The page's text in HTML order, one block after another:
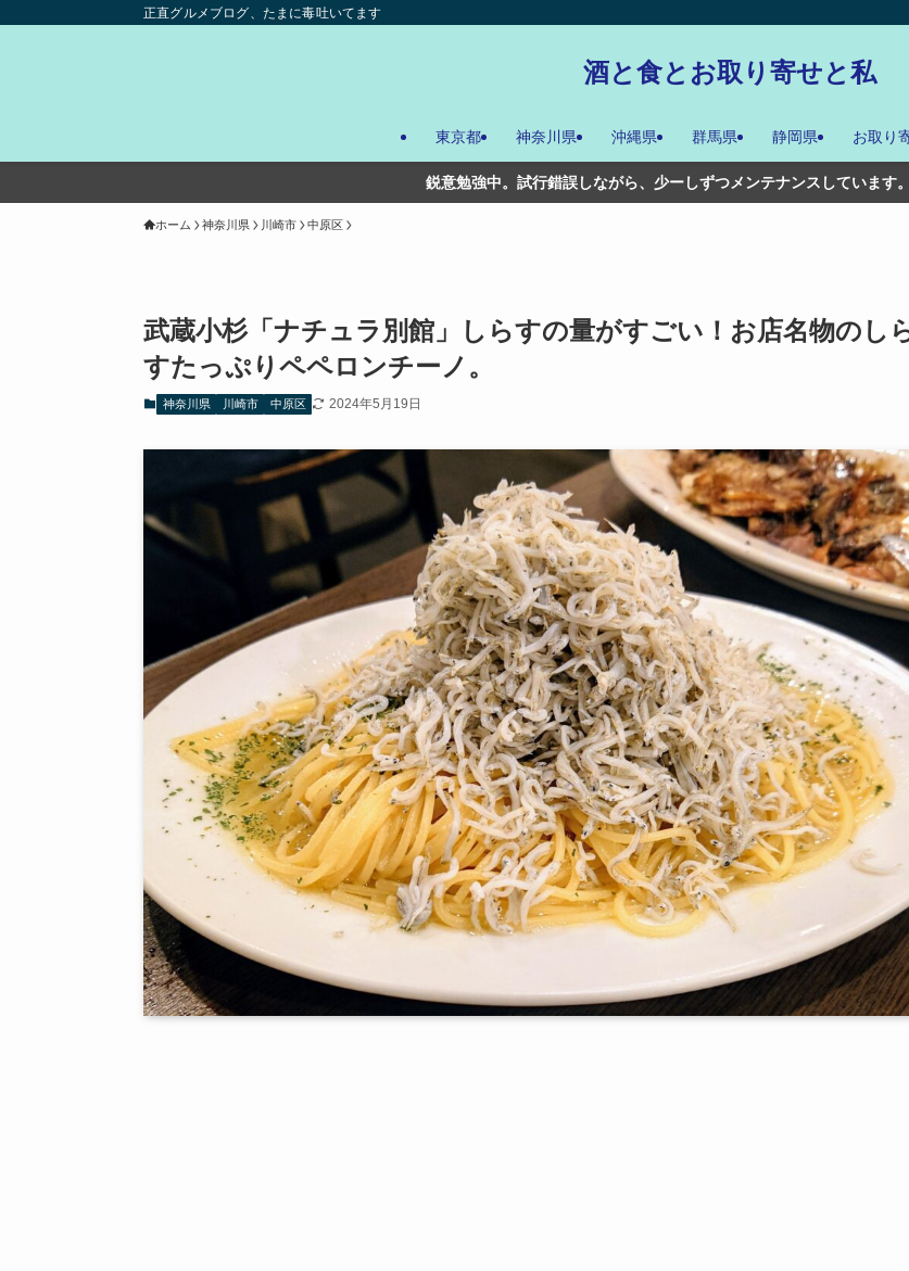
正直グルメブログ、たまに毒吐いてます
酒と食とお取り寄せと私
東京都 神奈川県 沖縄県 群馬県 静岡県 お取り
鋭意勉強中。試行錯誤しながら、少ーしずつメンテナンスしています。やりたいことは多々あるんだ
ホーム 神奈川県 川崎市 中原区
武蔵小杉「ナチュラ別館」しらすの量がすごい！お店名物のし
すたっぷりペペロンチーノ。
神奈川県 川崎市 中原区 2024年5月19日